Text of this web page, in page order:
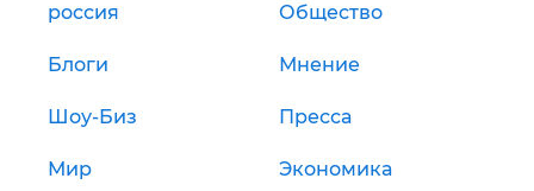
россия Общество
Блоги Мнение
Шоу-Биз Пресса
Мир Экономика